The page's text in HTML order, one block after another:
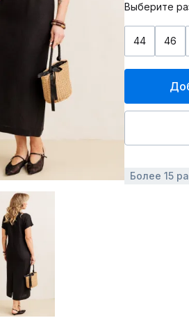
Выберите
44 46
Более 15